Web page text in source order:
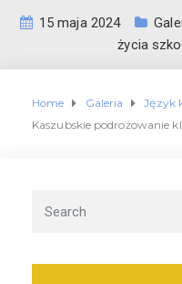
15 maja 2024
życia
Home Galeria
Język
Kaszubskie podrożowanie